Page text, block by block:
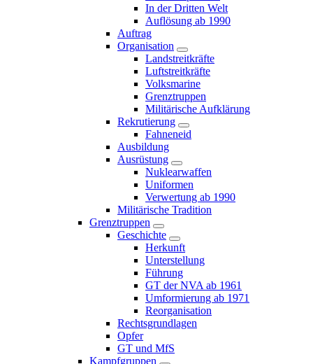
In der Dritten Welt
Auflösung ab 1990
Auftrag
Organisation
Landstreitkräfte
Luftstreitkräfte
Volksmarine
Grenztruppen
Militärische Aufklärung
Rekrutierung
Fahneneid
Ausbildung
Ausrüstung
Nuklearwaffen
Uniformen
Verwertung ab 1990
Militärische Tradition
Grenztruppen
Geschichte
Herkunft
Unterstellung
Führung
GT der NVA ab 1961
Umformierung ab 1971
Reorganisation
Rechtsgrundlagen
Opfer
GT und MfS
Kampfgruppen